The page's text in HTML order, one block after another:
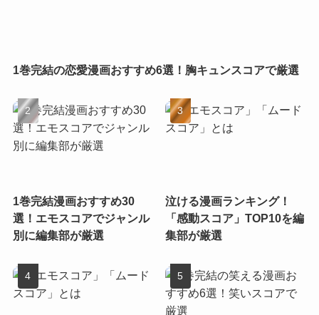
1巻完結の恋愛漫画おすすめ6選！胸キュンスコアで厳選
1巻完結漫画おすすめ30
選！エモスコアでジャンル
別に編集部が厳選
泣ける漫画ランキング！
「感動スコア」TOP10を編
集部が厳選